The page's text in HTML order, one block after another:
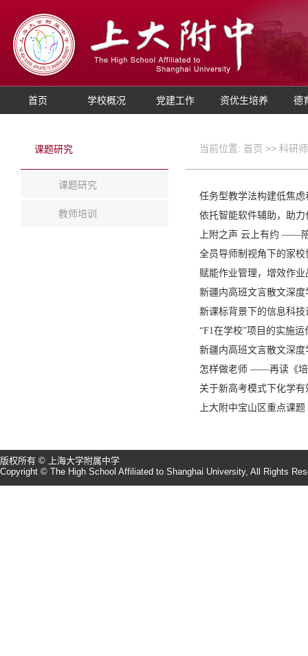
首页 学校概况 党建工作 资优生培养 德
课题研究
课题研究
教师培训
当前位置: 首页 >> 科研
任务型教学法构建低焦
依托智能软件辅助，助
上附之声 云上有约 ——
全员导师制视角下的家
赋能作业管理，增效作业
新疆内高班文言散文深
新课标背景下的信息科技
“F1在学校”项目的实施运
新疆内高班文言散文深
怎样做老师 ——再读《培
关于新高考模式下化学
上大附中宝山区重点课
版权所有 © 上海大学附属中学
Copyright © The High School Affiliated to Shanghai University, All Rights